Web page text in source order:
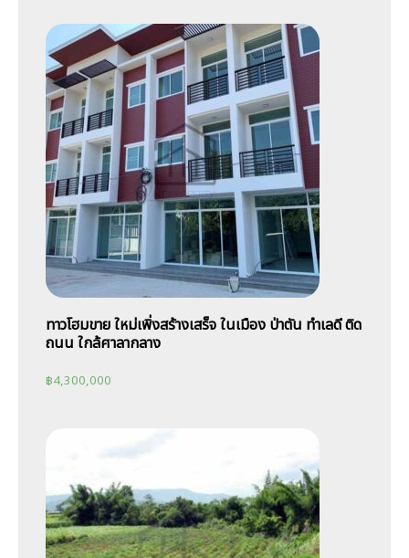
ทาวโฮมขาย ใหม่เพิ่งสร้างเสร็จ ในเมือง ป่าตัน ทำเลดี ติด
ถนน ใกล้ศาลากลาง
฿4,300,000